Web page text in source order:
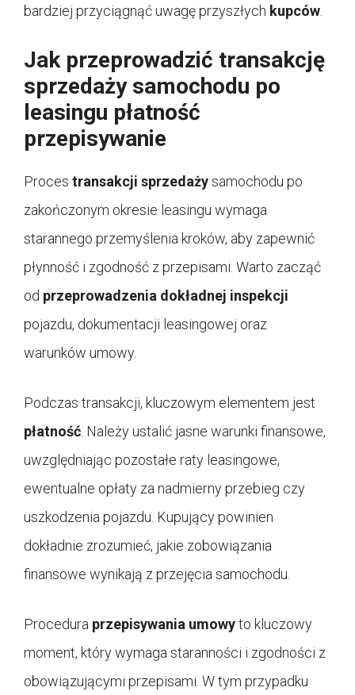
bardziej przyciągnąć uwagę przyszłych kupców
Jak przeprowadzić transakcję
sprzedaży samochodu po
leasingu płatność
przepisywanie
Proces transakcji sprzedażysamochodu po
zakończonym okresie leasingu wymaga
starannego przemyślenia kroków, aby zapewnić
płynność i zgodność z przepisami. Warto zacząć
od przeprowadzenia dokładnej inspekcji
pojazdu, dokumentacji leasingowej oraz
warunków umowy.
Podczas transakcji, kluczowym elementem jest
płatność . Należy ustalić jasne warunki finansowe,
uwzględniając pozostałe raty leasingowe,
ewentualne opłaty za nadmierny przebieg czy
uszkodzenia pojazdu. Kupujący powinien
dokładnie zrozumieć, jakie zobowiązania
finansowe wynikają z przejęcia samochodu.
Procedura przepisywania umowyto kluczowy
moment, który wymaga staranności i zgodności z
obowiązującymi przepisami. W tym przypadku